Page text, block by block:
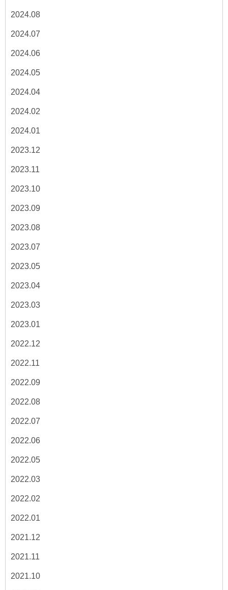
2024.08
2024.07
2024.06
2024.05
2024.04
2024.02
2024.01
2023.12
2023.11
2023.10
2023.09
2023.08
2023.07
2023.05
2023.04
2023.03
2023.01
2022.12
2022.11
2022.09
2022.08
2022.07
2022.06
2022.05
2022.03
2022.02
2022.01
2021.12
2021.11
2021.10